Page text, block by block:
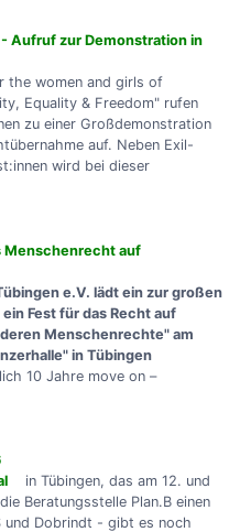
Aufruf zur Demonstration in
the women and girls of
Equality & Freedom" rufen
zu einer Großdemonstration
auf. Neben Exil-
wird bei dieser
Menschenrecht auf
e.V. lädt ein zur großen
Fest für das Recht auf
Menschenrechte" am
in Tübingen
10 Jahre move on –
in Tübingen, das am 12. und
Beratungsstelle Plan.B einen
und Dobrindt - gibt es noch